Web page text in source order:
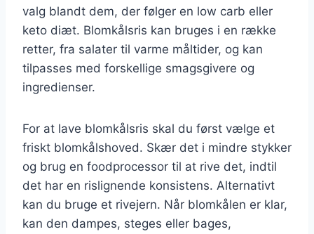
valg blandt dem, der følger en low carb eller
keto diæt. Blomkålsris kan bruges i en række
retter, fra salater til varme måltider, og kan
tilpasses med forskellige smagsgivere og
ingredienser.
For at lave blomkålsris skal du først vælge et
friskt blomkålshoved. Skær det i mindre stykker
og brug en foodprocessor til at rive det, indtil
det har en rislignende konsistens. Alternativt
kan du bruge et rivejern. Når blomkålen er klar,
kan den dampes, steges eller bages,